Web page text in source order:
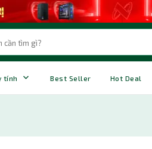
tính Best Seller Hot Deal